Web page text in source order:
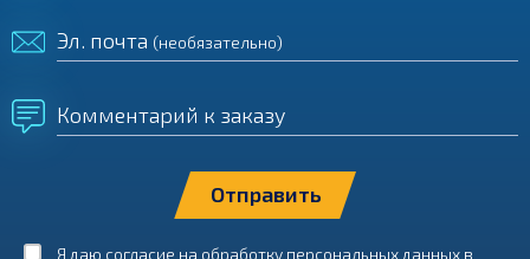
Эл. почта (необязательно)
Комментарий к заказу
Я даю согласие на обработку персональных данных в